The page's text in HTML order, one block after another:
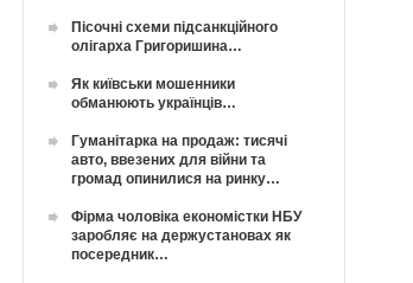
Пісочні схеми підсанкційного
олігарха Григоришина…
Як київськи мошенники
обманюють українців…
Гуманітарка на продаж: тисячі
авто, ввезених для війни та
громад опинилися на ринку…
Фірма чоловіка економістки НБУ
заробляє на держустановах як
посередник…